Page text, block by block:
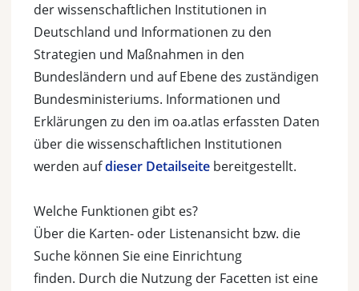
der wissenschaftlichen Institutionen in
Deutschland und Informationen zu den
Strategien und Maßnahmen in den
Bundesländern und auf Ebene des zuständigen
Bundesministeriums. Informationen und
Erklärungen zu den im oa.atlas erfassten Daten
über die wissenschaftlichen Institutionen
werden aufdieser Detailseite bereitgestellt.
Welche Funktionen gibt es?
Über die Karten- oder Listenansicht bzw. die
Suche können Sie eine Einrichtung
finden. Durch die Nutzung der Facetten ist eine